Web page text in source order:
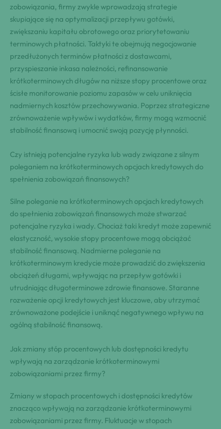
zobowiązania, firmy zwykle wprowadzają strategie
skupiające się na optymalizacji przepływu gotówki,
zwiększaniu kapitału obrotowego oraz priorytetowaniu
terminowych płatności. Taktyki te obejmują negocjowanie
przedłużonych terminów płatności z dostawcami,
przyspieszanie inkasa należności, refinansowanie
krótkoterminowych długów na niższe stopy procentowe oraz
ścisłe monitorowanie poziomu zapasów w celu uniknięcia
nadmiernych kosztów przechowywania. Poprzez strategiczne
zrównoważenie wpływów i wydatków, firmy mogą wzmocnić
stabilność finansową i umocnić swoją pozycję płynności.
Czy istnieją potencjalne ryzyka lub wady związane z silnym
poleganiem na krótkoterminowych opcjach kredytowych do
spełnienia zobowiązań finansowych?
Silne poleganie na krótkoterminowych opcjach kredytowych
do spełnienia zobowiązań finansowych może stwarzać
potencjalne ryzyka i wady. Chociaż taki kredyt może zapewnić
elastyczność, wysokie stopy procentowe mogą obciążać
stabilność finansową. Nadmierne poleganie na
krótkoterminowym kredycie może prowadzić do zwiększenia
obciążeń długami, wpływając na przepływ gotówki i
utrudniając długoterminowe zdrowie finansowe. Staranne
rozważenie opcji kredytowych jest kluczowe, aby utrzymać
zrównoważone podejście i uniknąć negatywnego wpływu na
ogólną stabilność finansową.
Jak zmiany stóp procentowych lub dostępności kredytu
wpływają na zarządzanie krótkoterminowymi
zobowiązaniami przez firmy?
Zmiany w stopach procentowych i dostępności kredytów
znacząco wpływają na zarządzanie krótkoterminowymi
zobowiązaniami przez firmy. Fluktuacje w stopach